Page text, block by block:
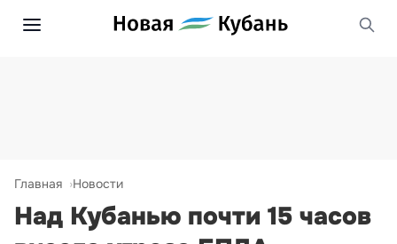
Главная Новости
Над Кубанью почти 15 часов